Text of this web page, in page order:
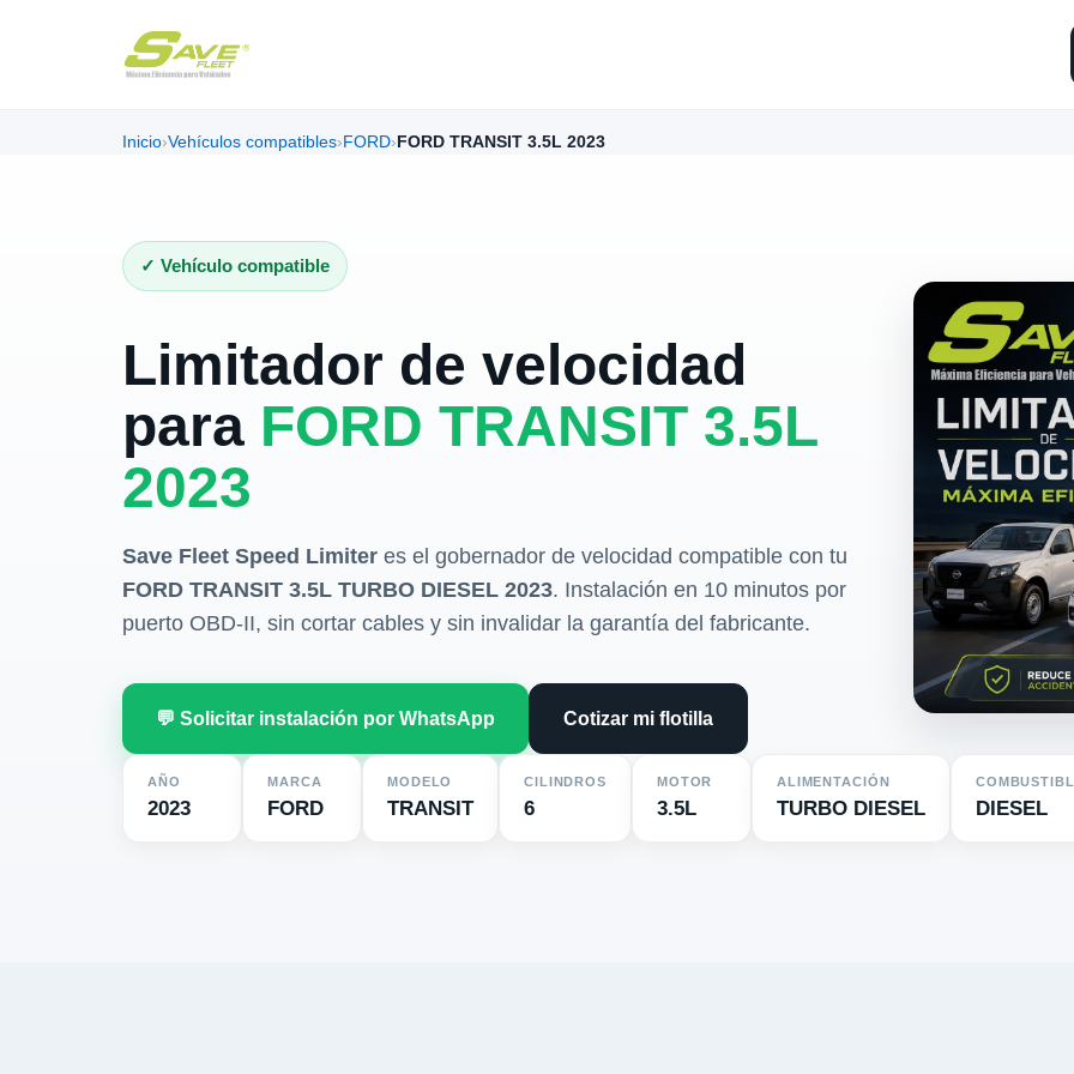
Inicio›Vehículos compatibles› FORD› FORD TRANSIT 3.5L 2023
✓ Vehículo compatible
Limitador de velocidad
para FORD TRANSIT 3.5L
2023
Save Fleet Speed Limiter es el gobernador de velocidad compatible con tu
FORD TRANSIT 3.5L TURBO DIESEL 2023. Instalación en 10 minutos por
puerto OBD-II, sin cortar cables y sin invalidar la garantía del fabricante.
💬 Solicitar instalación por WhatsApp Cotizar mi flotilla
AÑO
2023
MARCA
FORD
MODELO
TRANSIT
CILINDROS
6
MOTOR
3.5L
ALIMENTACIÓN
TURBO DIESEL DIESEL